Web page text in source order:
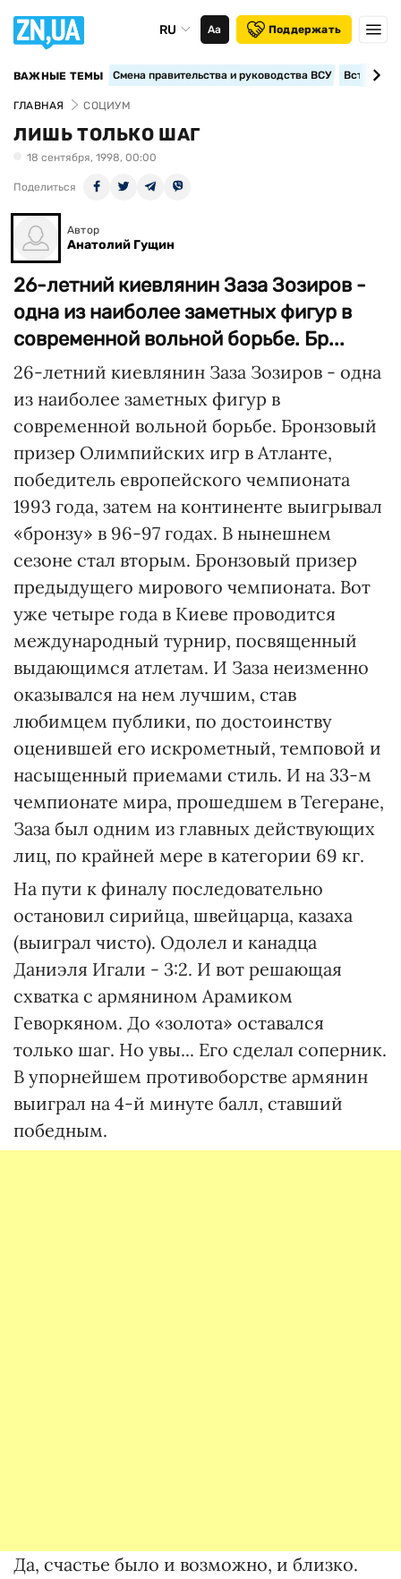
RU Аа Поддержать
ВАЖНЫЕ ТЕМЫ Смена правительства и руководства ВСУ
ГЛАВНАЯ СОЦИУМ
ЛИШЬ ТОЛЬКО ШАГ
18 сентября, 1998, 00:00
Поделиться
Автор
Анатолий Гущин
26-летний киевлянин Заза Зозиров -
одна из наиболее заметных фигур в
современной вольной борьбе. Бр...
26-летний киевлянин Заза Зозиров - одна
из наиболее заметных фигур в
современной вольной борьбе. Бронзовый
призер Олимпийских игр в Атланте,
победитель европейского чемпионата
1993 года, затем на континенте выигрывал
«бронзу» в 96-97 годах. В нынешнем
сезоне стал вторым. Бронзовый призер
предыдущего мирового чемпионата. Вот
уже четыре года в Киеве проводится
международный турнир, посвященный
выдающимся атлетам. И Заза неизменно
оказывался на нем лучшим, став
любимцем публики, по достоинству
оценившей его искрометный, темповой и
насыщенный приемами стиль. И на 33-м
чемпионате мира, прошедшем в Тегеране,
Заза был одним из главных действующих
лиц, по крайней мере в категории 69 кг.
На пути к финалу последовательно
остановил сирийца, швейцарца, казаха
(выиграл чисто). Одолел и канадца
Даниэля Игали - 3:2. И вот решающая
схватка с армянином Арамиком
Геворкяном. До «золота» оставался
только шаг. Но увы... Его сделал соперник.
В упорнейшем противоборстве армянин
выиграл на 4-й минуте балл, ставший
победным.
Да, счастье было и возможно, и близко.